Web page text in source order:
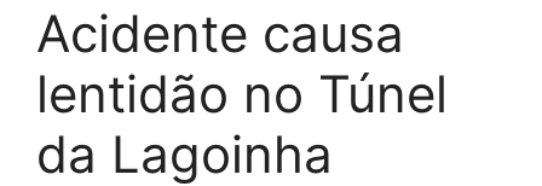
Acidente causa
lentidão no Túnel
da Lagoinha